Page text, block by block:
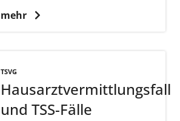
mehr
TSVG
Hausarztvermittlungsfall
und TSS-Fälle